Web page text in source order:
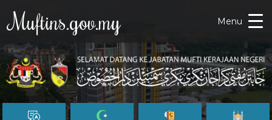
Muftins.gov.my Menu